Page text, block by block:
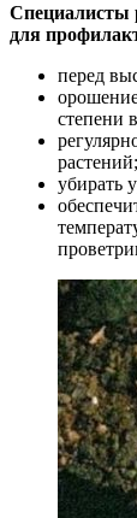
Специалисты
для
перед
степени
растений;
убирать